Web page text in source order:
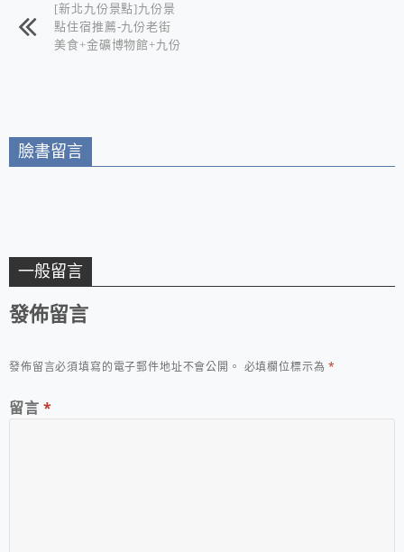
[新北九份景點]九份景
點住宿推薦-九份老街
美食+金礦博物館+九份
臉書留言
一般留言
發佈留言
發佈留言必須填寫的電子郵件地址不會公開。 必填欄位標示為*
留言 *